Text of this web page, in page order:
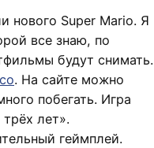
нового Super Mario. Я
все знаю, по
будут снимать.
. На сайте можно
побегать. Игра
лет».
геймплей.